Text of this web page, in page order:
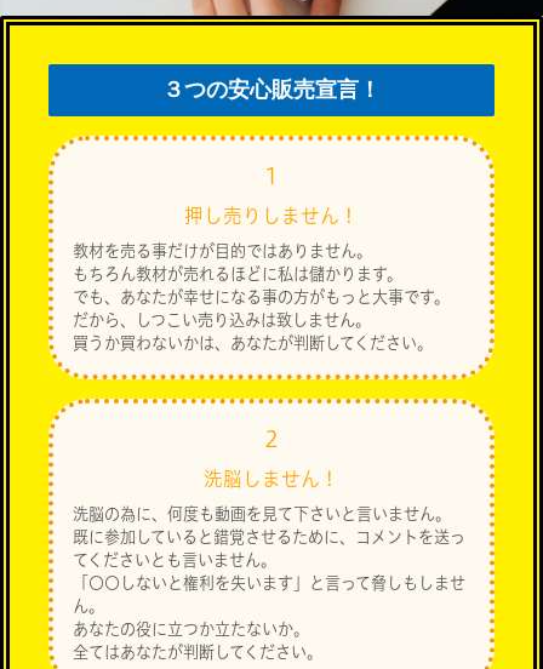
３つの安心販売宣言！
１
押し売りしません！
教材を売る事だけが目的ではありません。
もちろん教材が売れるほどに私は儲かります。
でも、あなたが幸せになる事の方がもっと大事です。
だから、しつこい売り込みは致しません。
買うか買わないかは、あなたが判断してください。
２
洗脳しません！
洗脳の為に、何度も動画を見て下さいと言いません。
既に参加していると錯覚させるために、コメントを送っ
てくださいとも言いません。
「〇〇しないと権利を失います」と言って脅しもしませ
ん。
あなたの役に立つか立たないか。
全てはあなたが判断してください。